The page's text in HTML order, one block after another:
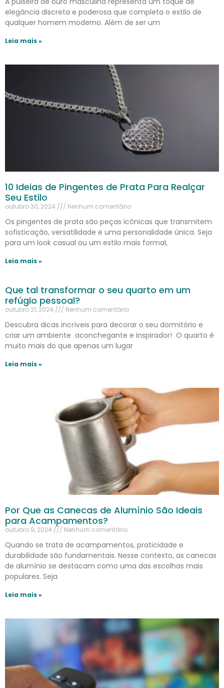
elegância discreta e poderosa que completa o estilo de
qualquer homem moderno. Além de ser um
Leia mais »
10 Ideias de Pingentes de Prata Para Realçar
Seu Estilo
outubro 30, 2024 Nenhum comentário
Os pingentes de prata são peças icônicas que transmitem
sofisticação, versatilidade e uma personalidade única. Seja
para um look casual ou um estilo mais formal,
Leia mais »
Que tal transformar o seu quarto em um
refúgio pessoal?
outubro 21, 2024 Nenhum comentário
Descubra dicas incríveis para decorar o seu dormitório e
criar um ambiente aconchegante e inspirador! O quarto é
muito mais do que apenas um lugar
Leia mais »
Por Que as Canecas de Alumínio São Ideais
para Acampamentos?
outubro 9, 2024 Nenhum comentário
Quando se trata de acampamentos, praticidade e
durabilidade são fundamentais. Nesse contexto, as canecas
de alumínio se destacam como uma das escolhas mais
populares. Seja
Leia mais »